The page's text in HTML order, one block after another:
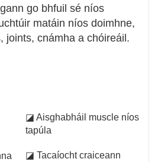
go bhfuil sé níos
matáin níos doimhne,
joints, cnámha a chóireáil.
◪ Aisghabháil muscle níos
tapúla
◪ Tacaíocht craiceann